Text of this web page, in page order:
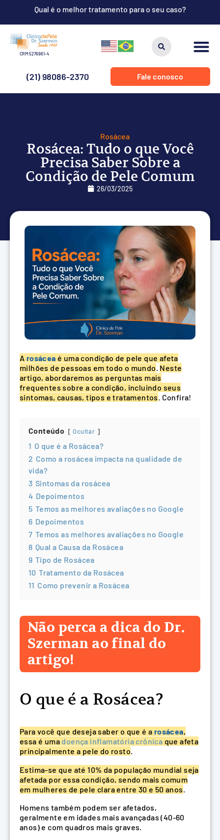
CRM 5276961-4
(21) 98086-2370 Fale conosco
Rosácea
Rosácea: Tudo o que Você
Precisa Saber Sobre a
Condição de Pele Comum
26/03/2025
A rosácea é uma condição de pele que afeta
milhões de pessoas em todo o mundo Neste
artigo, abordaremos as perguntas mais
frequentes sobre a condição, incluindo seus
sintomas, causas, tipos e tratamentos . Confira!
Conteúdo Ocultar
1 O que é a Rosácea?
2 Como a rosácea impacta na qualidade de
vida?
3 Sintomas da rosácea
4 Depoimentos
5 Temos as melhores avaliações no Google
6 Depoimentos
7 Temos as melhores avaliações no Google
8 Qual a Causa da Rosácea
9 Tipo de Rosácea
10 Tratamento da Rosácea
11 Como prevenir a Rosácea
Não perca a dica do Dr.
Szerman ao final do
artigo!
O que é a Rosácea?
Para você que deseja saber o que é a rosácea,
essa é uma doença inflamatória crônica que afeta
principalmente a pele do rosto.
Estima-se que até 10% da população mundial seja
afetada por essa condição, sendo mais comum
em mulheres de pele clara entre 30 e 50 anos
Homens também podem ser afetados,
geralmente em idades mais avançadas (40-60
anos) e com quadros mais graves.
Qual é o melhor tratamento para o seu caso?